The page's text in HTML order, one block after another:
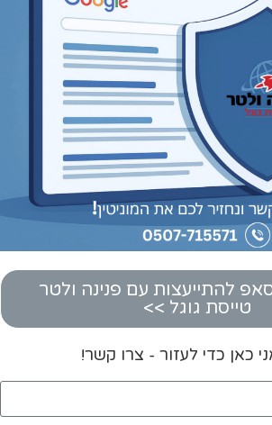
להתייעצות עם פנינה ולטר
טייסת גוגל >>
כאן כדי לעזור - צרו קשר!